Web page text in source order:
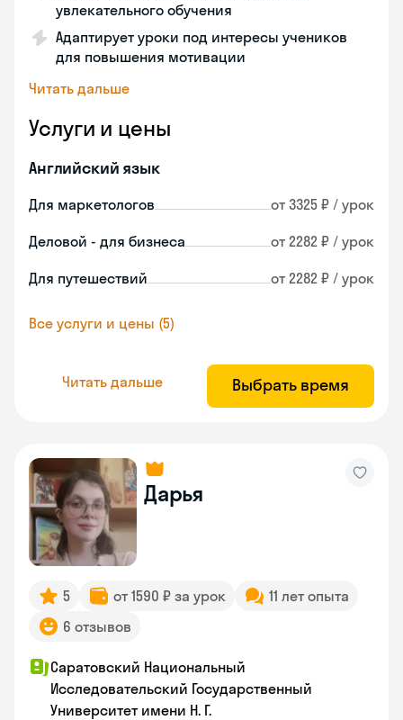
увлекательного обучения
Адаптирует уроки под интересы учеников
для повышения мотивации
Читать дальше
Услуги и цены
Английский язык
Для маркетологов от 3325 ₽ / урок
Деловой - для бизнеса от 2282 ₽ / урок
Для путешествий от 2282 ₽ / урок
Все услуги и цены (5)
Читать дальше Выбрать время
Дарья
5 от 1590 ₽ за урок
11 лет опыта
6 отзывов
Саратовский Национальный
Исследовательский Государственный
Университет имени Н. Г.